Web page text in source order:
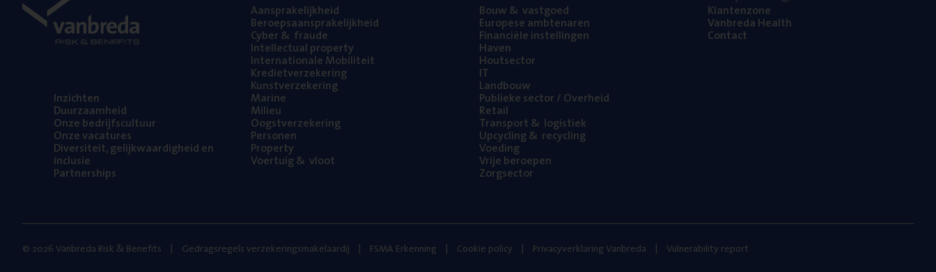
Inzich­ten
Duur­zaam­heid
Onze bedrijfs­cul­tuur
Onze vaca­tu­res
Diver­si­teit, gelijk­waar­dig­heid en
inclusie
Part­ner­ships
Aan­spra­ke­lijk­heid
Beroeps­aan­spra­ke­lijk­heid
Cyber& fraude
Intel­lec­tu­al property
Inter­na­ti­o­na­le Mobiliteit
Kre­diet­ver­ze­ke­ring
Kunst­ver­ze­ke­ring
Mari­ne
Mili­eu
Oogst­ver­ze­ke­ring
Per­so­nen
Pro­per­ty
Voer­tuig& vloot
Bouw& vastgoed
Euro­pe­se ambtenaren
Finan­ci­ë­le instellingen
Haven
Hout­sec­tor
IT
Land­bouw
Publie­ke sec­tor / Overheid
Retail
Trans­port& logistiek
Upcy­cling& recycling
Voe­ding
Vrije beroe­pen
Zorg­sec­tor
Klan­ten­zo­ne
Van­b­re­da Health
Con­tact
© 2026 Vanbreda Risk & Benefits Gedragsregels verzekeringsmakelaardij FSMA Erkenning Cookie policy Privacyverklaring Vanbreda Vulnerability report